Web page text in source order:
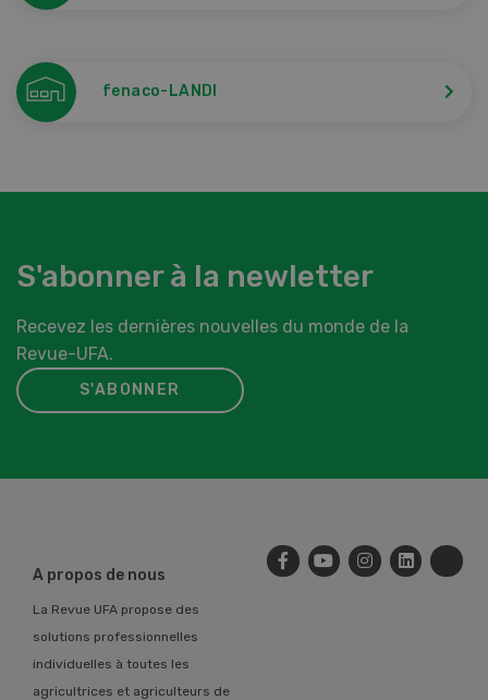
fenaco-LANDI
S'abonner à la newletter
Recevez les dernières nouvelles du monde de la
Revue-UFA.
S'ABONNER
A propos de nous
La Revue UFA propose des
solutions professionnelles
individuelles à toutes les
agricultrices et agriculteurs de